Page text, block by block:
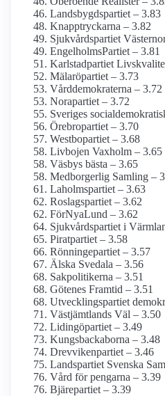
Landsbygdspartiet – 3.83
Knapptryckarna – 3.82
Sjukvårdspartiet
EngelholmsPartiet – 3.81
Karlstadpartiet
Mälaröpartiet – 3.73
Vårddemokraterna – 3.72
Norapartiet – 3.72
Sveriges
Örebropartiet – 3.70
Westbopartiet – 3.68
Livbojen Vaxholm – 3.65
Väsbys bästa – 3.65
Medborgerlig Samling –
Laholmspartiet – 3.63
Roslagspartiet – 3.62
FörNyaLund – 3.62
Sjukvårdspartiet i
Piratpartiet – 3.58
Rönningepartiet – 3.57
Älska Svedala – 3.56
Sakpolitikerna – 3.51
Götenes Framtid – 3.51
Utvecklingspartiet
Västjämtlands Väl – 3.50
Lidingöpartiet – 3.49
Kungsbackaborna – 3.48
Drevvikenpartiet – 3.46
Landspartiet Svenska
Vård för pengarna – 3.39
Bjärepartiet – 3.39